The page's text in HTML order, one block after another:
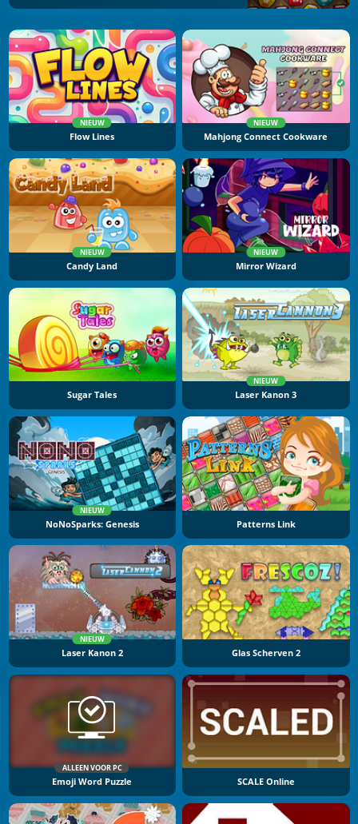
NIEUW
Flow Lines
NIEUW
Mahjong Connect Cookware
NIEUW
Candy Land
NIEUW
Mirror Wizard
Sugar Tales
NIEUW
Laser Kanon 3
NIEUW
NoNoSparks: Genesis Patterns Link
NIEUW
Laser Kanon 2 Glas Scherven 2
ALLEEN VOOR PC
Emoji Word Puzzle SCALE Online